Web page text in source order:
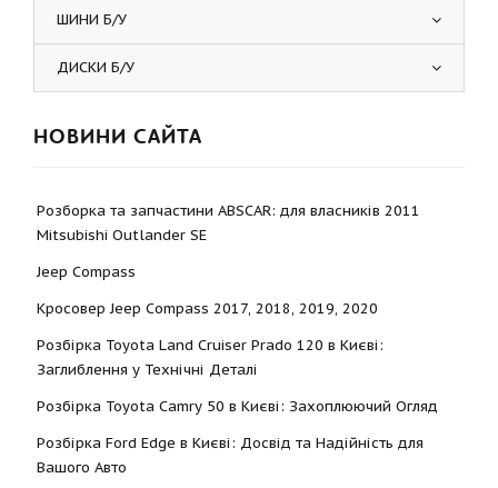
ШИНИ Б/У
ДИСКИ Б/У
НОВИНИ САЙТА
Розборка та запчастини ABSCAR: для власників 2011
Mitsubishi Outlander SE
Jeep Compass
Кросовер Jeep Compass 2017, 2018, 2019, 2020
Розбірка Toyota Land Cruiser Prado 120 в Києві:
Заглиблення у Технічні Деталі
Розбірка Toyota Camry 50 в Києві: Захоплюючий Огляд
Розбірка Ford Edge в Києві: Досвід та Надійність для
Вашого Авто